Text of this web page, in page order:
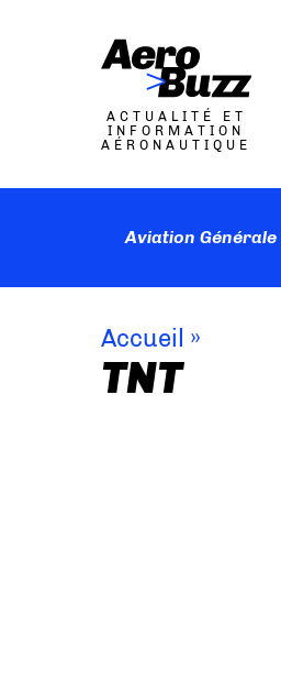
ACTUALITÉ ET
INFORMATION
AÉRONAUTIQUE
Aviation Générale
Accueil »
TNT